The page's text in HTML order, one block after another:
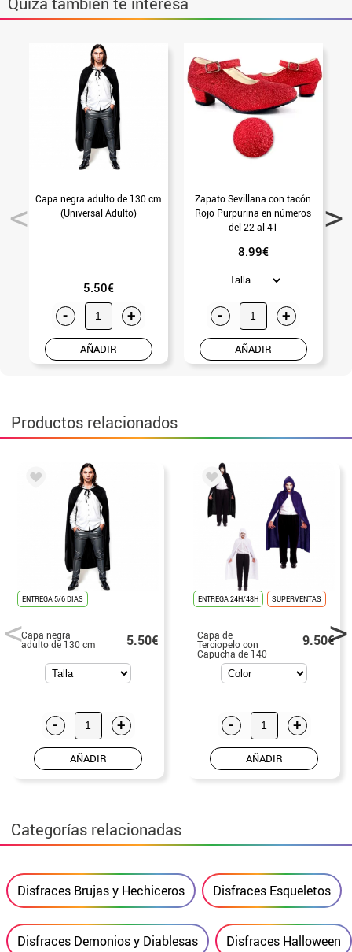
Capa negra adulto de 130 cm
(Universal Adulto)
5.50€
- +
AÑADIR
Zapato Sevillana con tacón
Rojo Purpurina en números
del 22 al 41
8.99€
- +
AÑADIR
Productos relacionados
ENTREGA 5/6 DÍAS
Capa negra
adulto de 130 cm 5.50€
- +
AÑADIR
ENTREGA 24H/48H SUPERVENTAS
Capa de
Terciopelo con
Capucha de 140
cm en varios
9.50€
- +
AÑADIR
Categorías relacionadas
Disfraces Brujas y Hechiceros Disfraces Esqueletos
Disfraces Demonios y Diablesas Disfraces Halloween